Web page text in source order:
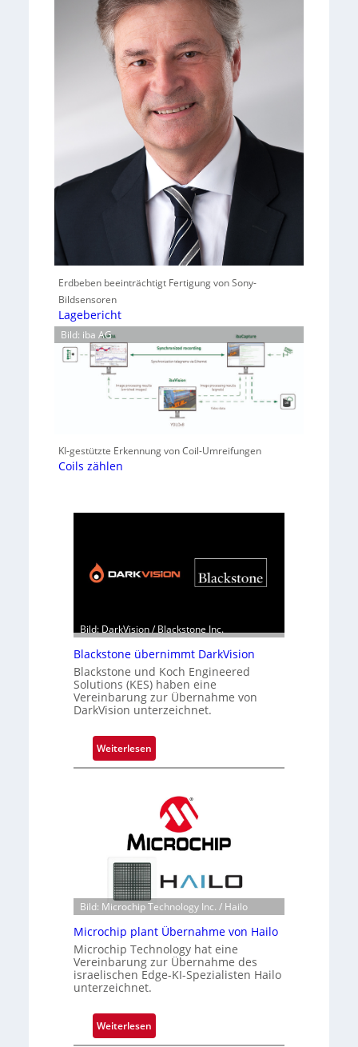
Erdbeben beeinträchtigt Fertigung von Sony-
Bildsensoren
Lagebericht
Bild: iba AG
KI-gestützte Erkennung von Coil-Umreifungen
Coils zählen
Bild: DarkVision / Blackstone Inc.
Blackstone übernimmt DarkVision
Blackstone und Koch Engineered
Solutions (KES) haben eine
Vereinbarung zur Übernahme von
DarkVision unterzeichnet.
Weiterlesen:
B
s
t
n
e
ü
b
e
r
i
m
Bild: Microchip Technology Inc. / Hailo
Microchip plant Übernahme von Hailo
Microchip Technology hat eine
Vereinbarung zur Übernahme des
israelischen Edge-KI-Spezialisten Hailo
unterzeichnet.
Weiterlesen:
M